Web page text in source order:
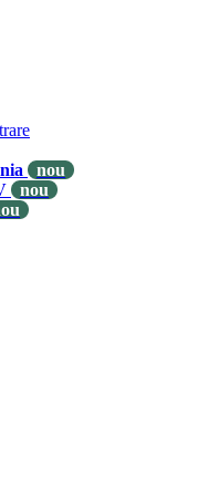
nou
nou